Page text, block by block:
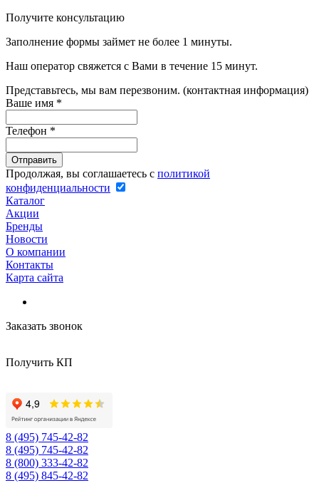
Получите консультацию
Заполнение формы займет не более 1 минуты.
Наш оператор свяжется с Вами в течение 15 минут.
Представьтесь, мы вам перезвоним. (контактная информация)
Ваше имя *
Телефон *
Продолжая, вы соглашаетесь с политикой
конфиденциальности
Каталог
Акции
Бренды
Новости
О компании
Контакты
Карта сайта
Заказать звонок
Получить КП
8 (495) 745-42-82
8 (495) 745-42-82
8 (800) 333-42-82
8 (495) 845-42-82